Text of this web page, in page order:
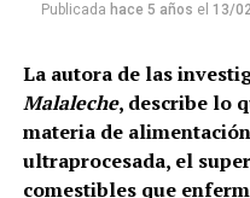
Publicada hace 5 años el 13/
La autora de las
Malaleche, describe lo
materia de
ultraprocesada, el
comestibles que